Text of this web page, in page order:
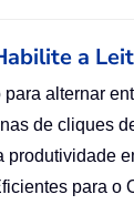
a
para alternar
de cliques
produtividade
para o